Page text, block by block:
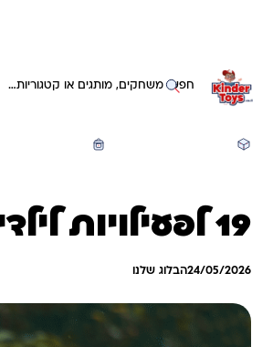
חיפוש באתר
19 לפעילויות לילדים בחופש הגדול
24/05/2026הבלוג שלנו